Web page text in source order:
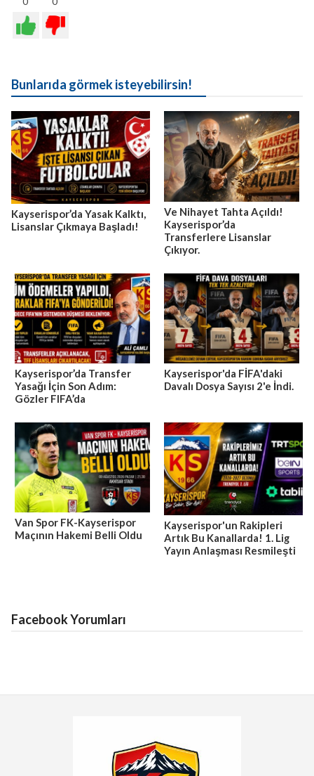
Bunlarıda görmek isteyebilirsin!
Kayserispor’da Yasak Kalktı,
Lisanslar Çıkmaya Başladı!
Ve Nihayet Tahta Açıldı!
Kayserispor’da
Transferlere Lisanslar
Çıkıyor.
Kayserispor’da Transfer
Yasağı İçin Son Adım:
Gözler FIFA’da
Kayserispor'da FİFA'daki
Davalı Dosya Sayısı 2'e İndi.
Van Spor FK-Kayserispor
Maçının Hakemi Belli Oldu
Kayserispor'un Rakipleri
Artık Bu Kanallarda! 1. Lig
Yayın Anlaşması Resmileşti
Facebook Yorumları